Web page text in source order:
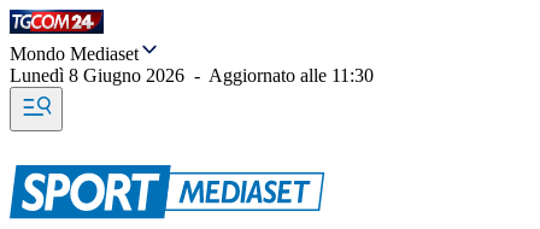
Mondo Mediaset
Lunedì 8 Giugno 2026 - Aggiornato alle 11:30